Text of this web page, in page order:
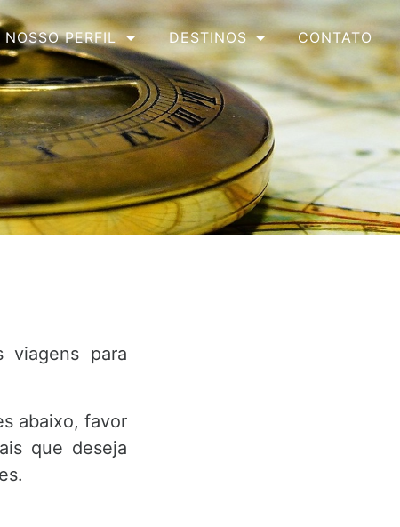
NOSSO PERFIL DESTINOS CONTATO
viagens para
abaixo, favor
que deseja